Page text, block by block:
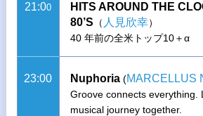
21:00
HITS AROUND THE
80’S （ 人見欣幸）
40 年前の全米トップ10＋α
23:00 Nuphoria(MARCELLUS
Groove connects everything.
musical journey together.